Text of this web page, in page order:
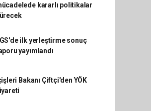
kararlı politikalar
ilk yerleştirme sonuç
yayımlandı
Bakanı Çiftçi'den YÖK